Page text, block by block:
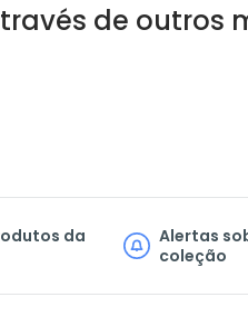
de outros
da
Alertas
coleção